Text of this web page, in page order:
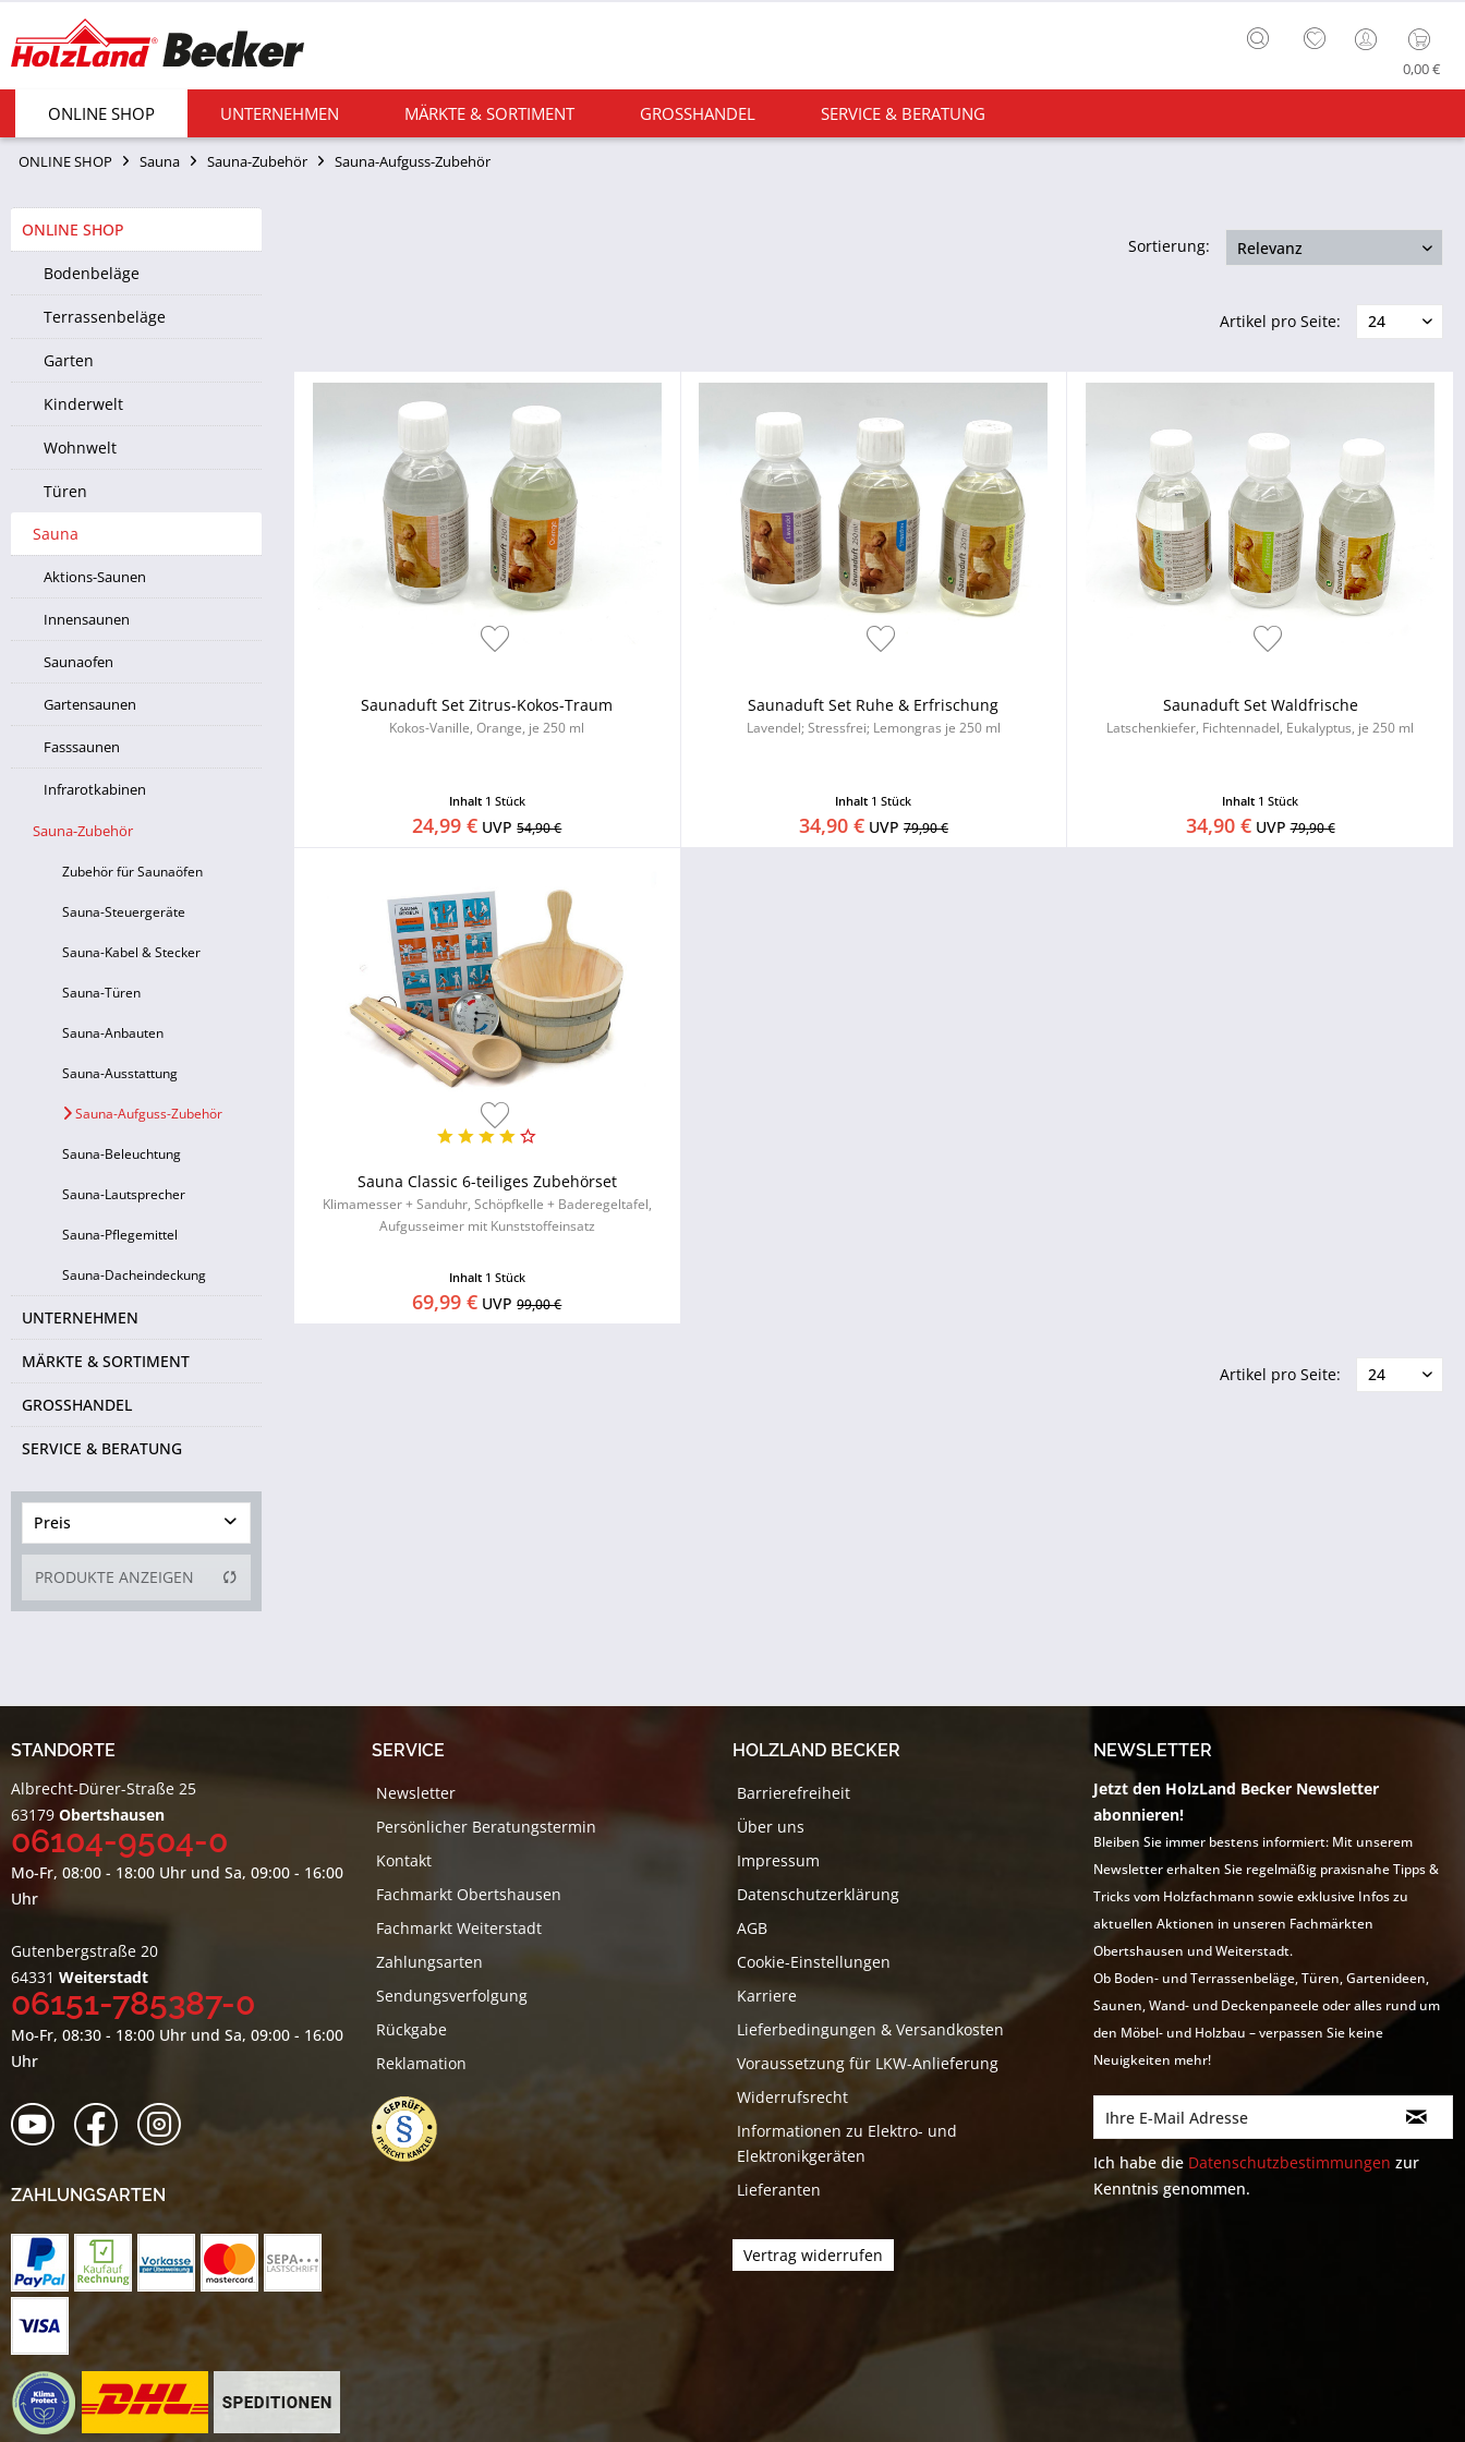
0,00 €
ONLINE SHOP UNTERNEHMEN MÄRKTE & SORTIMENT GROSSHANDEL SERVICE & BERATUNG
ONLINE SHOP Sauna Sauna-Zubehör Sauna-Aufguss-Zubehör
ONLINE SHOP
Bodenbeläge
Terrassenbeläge
Garten
Kinderwelt
Wohnwelt
Türen
Sauna
Aktions-Saunen
Innensaunen
Saunaofen
Gartensaunen
Fasssaunen
Infrarotkabinen
Sauna-Zubehör
Zubehör für Saunaöfen
Sauna-Steuergeräte
Sauna-Kabel & Stecker
Sauna-Türen
Sauna-Anbauten
Sauna-Ausstattung
Sauna-Aufguss-Zubehör
Sauna-Beleuchtung
Sauna-Lautsprecher
Sauna-Pflegemittel
Sauna-Dacheindeckung
UNTERNEHMEN
MÄRKTE & SORTIMENT
GROSSHANDEL
SERVICE & BERATUNG
Preis
PRODUKTE ANZEIGEN
Sortierung:
Artikel pro Seite:
Saunaduft Set Zitrus-Kokos-Traum
Kokos-Vanille, Orange, je 250 ml
Inhalt 1 Stück
24,99 € UVP54,90 €
Saunaduft Set Ruhe & Erfrischung
Lavendel; Stressfrei; Lemongras je 250 ml
Inhalt 1 Stück
34,90 €UVP 79,90 €
Saunaduft Set Waldfrische
Latschenkiefer, Fichtennadel, Eukalyptus, je 250 ml
Inhalt 1 Stück
34,90 €UVP79,90 €
Sauna Classic 6-teiliges Zubehörset
Klimamesser + Sanduhr, Schöpfkelle + Baderegeltafel,
Aufgusseimer mit Kunststoffeinsatz
Inhalt 1 Stück
69,99 € UVP99,00 €
Artikel pro Seite:
STANDORTE
Albrecht-Dürer-Straße 25
63179 Obertshausen
06104-9504-0
Mo-Fr, 08:00 - 18:00 Uhr und Sa, 09:00 - 16:00
Uhr
Gutenbergstraße 20
64331 Weiterstadt
06151-785387-0
Mo-Fr, 08:30 - 18:00 Uhr und Sa, 09:00 - 16:00
Uhr
ZAHLUNGSARTEN
SERVICE
Newsletter
Persönlicher Beratungstermin
Kontakt
Fachmarkt Obertshausen
Fachmarkt Weiterstadt
Zahlungsarten
Sendungsverfolgung
Rückgabe
Reklamation
HOLZLAND BECKER
Barrierefreiheit
Über uns
Impressum
Datenschutzerklärung
AGB
Cookie-Einstellungen
Karriere
Lieferbedingungen & Versandkosten
Voraussetzung für LKW-Anlieferung
Widerrufsrecht
Informationen zu Elektro- und
Elektronikgeräten
Lieferanten
Vertrag widerrufen
NEWSLETTER
Jetzt den HolzLand Becker Newsletter
abonnieren!
Bleiben Sie immer bestens informiert: Mit unserem
Newsletter erhalten Sie regelmäßig praxisnahe Tipps &
Tricks vom Holzfachmann sowie exklusive Infos zu
aktuellen Aktionen in unseren Fachmärkten
Obertshausen und Weiterstadt.
Ob Boden- und Terrassenbeläge, Türen, Gartenideen,
Saunen, Wand- und Deckenpaneele oder alles rund um
den Möbel- und Holzbau – verpassen Sie keine
Neuigkeiten mehr!
Ich habe die Datenschutzbestimmungen zur
Kenntnis genommen.